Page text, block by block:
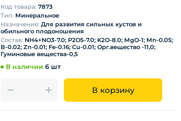
Код товара: 7873
Тип: Минеральное
Назначение: Для развития сильных кустов и
обильного плодоношения
Состав: NH4+NO3-7.0; P2O5-7.0; K2O-8.0; MgO-1; Mn-0.05;
B-0.02; Zn-0.01; Fe-0.16; Cu-0.01; Орг.вещество -11,0;
Гуминовые вещества-0,5
В наличии 6 шт
В корзину